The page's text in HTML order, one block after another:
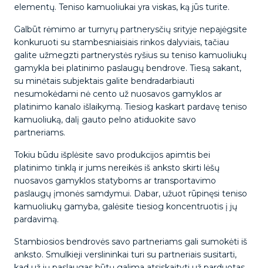
elementų. Teniso kamuoliukai yra viskas, ką jūs turite.
Galbūt rėmimo ar turnyrų partnerysčių srityje nepajėgsite
konkuruoti su stambesniaisiais rinkos dalyviais, tačiau
galite užmegzti partnerystės ryšius su teniso kamuoliukų
gamykla bei platinimo paslaugų bendrove. Tiesą sakant,
su minėtais subjektais galite bendradarbiauti
nesumokėdami nė cento už nuosavos gamyklos ar
platinimo kanalo išlaikymą. Tiesiog kaskart pardavę teniso
kamuoliuką, dalį gauto pelno atiduokite savo
partneriams.
Tokiu būdu išplėsite savo produkcijos apimtis bei
platinimo tinklą ir jums nereikės iš anksto skirti lėšų
nuosavos gamyklos statyboms ar transportavimo
paslaugų įmonės samdymui. Dabar, užuot rūpinęsi teniso
kamuoliukų gamyba, galėsite tiesiog koncentruotis į jų
pardavimą.
Stambiosios bendrovės savo partneriams gali sumokėti iš
anksto. Smulkieji verslininkai turi su partneriais susitarti,